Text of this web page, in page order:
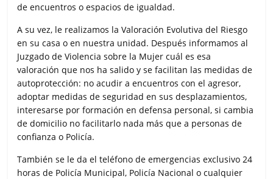
de encuentros o espacios de igualdad.
A su vez, le realizamos la Valoración Evolutiva del Riesgo
en su casa o en nuestra unidad. Después informamos al
Juzgado de Violencia sobre la Mujer cuál es esa
valoración que nos ha salido y se facilitan las medidas de
autoprotección: no acudir a encuentros con el agresor,
adoptar medidas de seguridad en sus desplazamientos,
interesarse por formación en defensa personal, si cambia
de domicilio no facilitarlo nada más que a personas de
confianza o Policía.
También se le da el teléfono de emergencias exclusivo 24
horas de Policía Municipal, Policía Nacional o cualquier